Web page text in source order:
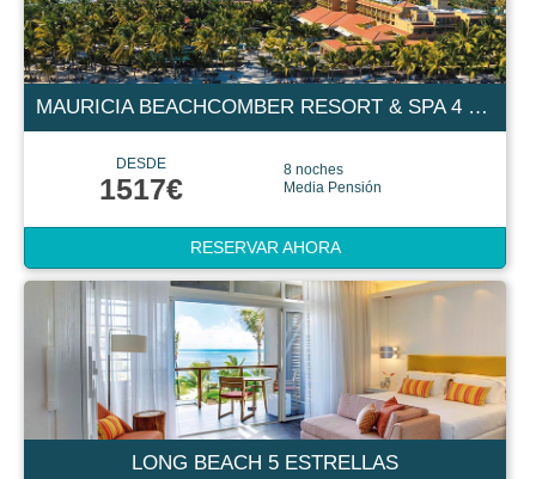
MAURICIA BEACHCOMBER RESORT & SPA 4 ESTRELLAS
DESDE
1517€
8 noches
Media Pensión
RESERVAR AHORA
LONG BEACH 5 ESTRELLAS